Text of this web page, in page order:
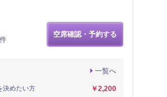
空席確認・予約する
一覧へ
決めたい方 ￥2,200